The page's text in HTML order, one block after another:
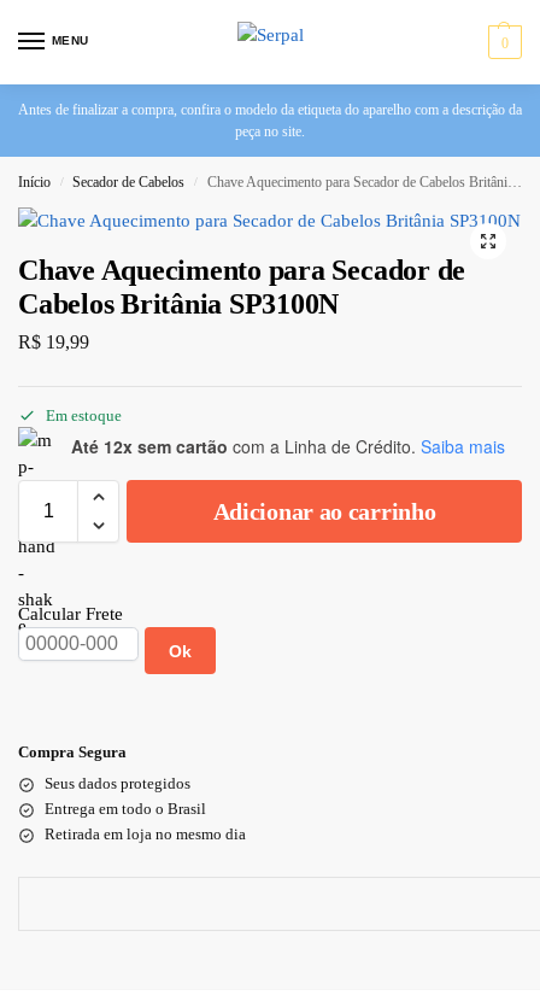
MENU 0
Antes de finalizar a compra, confira o modelo da etiqueta do aparelho com a descrição da
peça no site.
Início / Secador de Cabelos / Chave Aquecimento para Secador de Cabelos Britânia SP3100N
Chave Aquecimento para Secador de
Cabelos Britânia SP3100N
R$ 19,99
Em estoque
Até 12x sem cartão com a Linha de Crédito. Saiba mais
Adicionar ao carrinho
Calcular Frete
Ok
Compra Segura
Seus dados protegidos
Entrega em todo o Brasil
Retirada em loja no mesmo dia